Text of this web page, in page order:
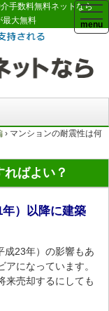
手数料無料ネットなら
最大無料
› マンションの耐震性は何
ばよい？
）以降に建築
成23年）の影響もあ
になっています。
来売却するにしても